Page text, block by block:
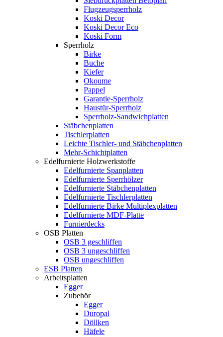
Flugzeugsperrholz
Koski Decor
Koski Decor Eco
Koski Form
Sperrholz
Birke
Buche
Kiefer
Okoume
Pappel
Garantie-Sperrholz
Haustür-Sperrholz
Sperrholz-Sandwichplatten
Stäbchenplatten
Tischlerplatten
Leichte Tischler- und Stäbchenplatten
Mehr-Schichtplatten
Edelfurnierte Holzwerkstoffe
Edelfurnierte Spanplatten
Edelfurnierte Sperrhölzer
Edelfurnierte Stäbchenplatten
Edelfurnierte Tischlerplatten
Edelfurnierte Birke Multiplexplatten
Edelfurnierte MDF-Platte
Furnierdecks
OSB Platten
OSB 3 geschliffen
OSB 3 ungeschliffen
OSB ungeschliffen
ESB Platten
Arbeitsplatten
Egger
Zubehör
Egger
Duropal
Döllken
Häfele